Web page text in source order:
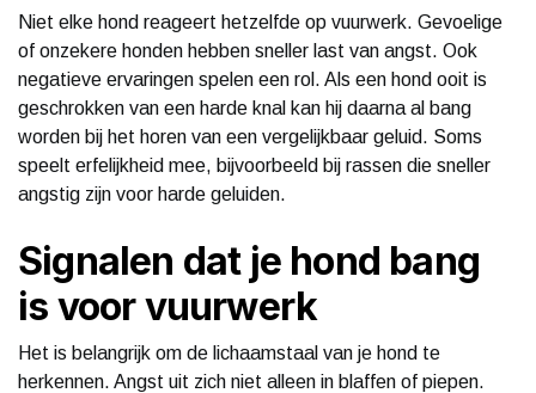
Niet elke hond reageert hetzelfde op vuurwerk. Gevoelige
of onzekere honden hebben sneller last van angst. Ook
negatieve ervaringen spelen een rol. Als een hond ooit is
geschrokken van een harde knal kan hij daarna al bang
worden bij het horen van een vergelijkbaar geluid. Soms
speelt erfelijkheid mee, bijvoorbeeld bij rassen die sneller
angstig zijn voor harde geluiden.
Signalen dat je hond bang
is voor vuurwerk
Het is belangrijk om de lichaamstaal van je hond te
herkennen. Angst uit zich niet alleen in blaffen of piepen.